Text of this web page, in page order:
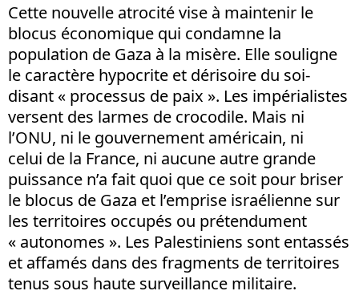
Cette nouvelle atrocité vise à maintenir le
blocus économique qui condamne la
population de Gaza à la misère. Elle souligne
le caractère hypocrite et dérisoire du soi-
disant « processus de paix ». Les impérialistes
versent des larmes de crocodile. Mais ni
l’ONU, ni le gouvernement américain, ni
celui de la France, ni aucune autre grande
puissance n’a fait quoi que ce soit pour briser
le blocus de Gaza et l’emprise israélienne sur
les territoires occupés ou prétendument
« autonomes ». Les Palestiniens sont entassés
et affamés dans des fragments de territoires
tenus sous haute surveillance militaire.